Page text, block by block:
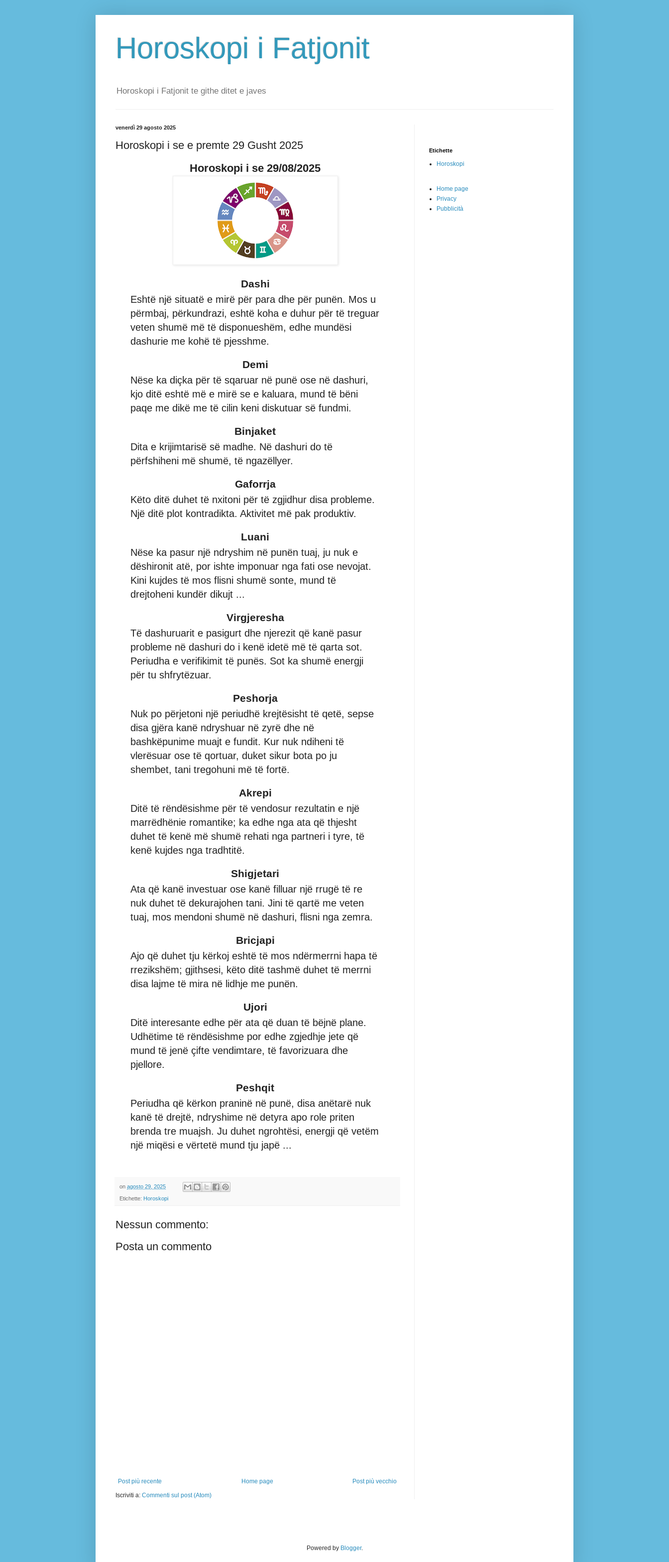
Horoskopi i Fatjonit
Horoskopi i Fatjonit te githe ditet e javes
venerdì 29 agosto 2025
Horoskopi i se e premte 29 Gusht 2025
Horoskopi i se 29/08/2025
Dashi
Eshtë një situatë e mirë për para dhe për punën. Mos u
përmbaj, përkundrazi, eshtë koha e duhur për të treguar
veten shumë më të disponueshëm, edhe mundësi
dashurie me kohë të pjesshme.
Demi
Nëse ka diçka për të sqaruar në punë ose në dashuri,
kjo ditë eshtë më e mirë se e kaluara, mund të bëni
paqe me dikë me të cilin keni diskutuar së fundmi.
Binjaket
Dita e krijimtarisë së madhe. Në dashuri do të
përfshiheni më shumë, të ngazëllyer.
Gaforrja
Këto ditë duhet të nxitoni për të zgjidhur disa probleme.
Një ditë plot kontradikta. Aktivitet më pak produktiv.
Luani
Nëse ka pasur një ndryshim në punën tuaj, ju nuk e
dëshironit atë, por ishte imponuar nga fati ose nevojat.
Kini kujdes të mos flisni shumë sonte, mund të
drejtoheni kundër dikujt ...
Virgjeresha
Të dashuruarit e pasigurt dhe njerezit që kanë pasur
probleme në dashuri do i kenë idetë më të qarta sot.
Periudha e verifikimit të punës. Sot ka shumë energji
për tu shfrytëzuar.
Peshorja
Nuk po përjetoni një periudhë krejtësisht të qetë, sepse
disa gjëra kanë ndryshuar në zyrë dhe në
bashkëpunime muajt e fundit. Kur nuk ndiheni të
vlerësuar ose të qortuar, duket sikur bota po ju
shembet, tani tregohuni më të fortë.
Akrepi
Ditë të rëndësishme për të vendosur rezultatin e një
marrëdhënie romantike; ka edhe nga ata që thjesht
duhet të kenë më shumë rehati nga partneri i tyre, të
kenë kujdes nga tradhtitë.
Shigjetari
Ata që kanë investuar ose kanë filluar një rrugë të re
nuk duhet të dekurajohen tani. Jini të qartë me veten
tuaj, mos mendoni shumë në dashuri, flisni nga zemra.
Bricjapi
Ajo që duhet tju kërkoj eshtë të mos ndërmerrni hapa të
rrezikshëm; gjithsesi, këto ditë tashmë duhet të merrni
disa lajme të mira në lidhje me punën.
Ujori
Ditë interesante edhe për ata që duan të bëjnë plane.
Udhëtime të rëndësishme por edhe zgjedhje jete që
mund të jenë çifte vendimtare, të favorizuara dhe
pjellore.
Peshqit
Periudha që kërkon praninë në punë, disa anëtarë nuk
kanë të drejtë, ndryshime në detyra apo role priten
brenda tre muajsh. Ju duhet ngrohtësi, energji që vetëm
një miqësi e vërtetë mund tju japë ...
on agosto 29, 2025
Etichette: Horoskopi
Nessun commento:
Posta un commento
Post più recente Post più vecchio
Home page
Iscriviti a: Commenti sul post (Atom)
Etichette
Horoskopi
Home page
Privacy
Pubblicità
Powered by Blogger.